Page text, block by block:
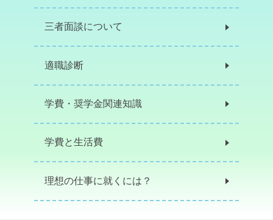
三者面談について
適職診断
学費・奨学金関連知識
学費と生活費
理想の仕事に就くには？